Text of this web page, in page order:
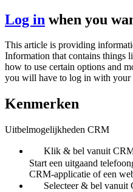
Log in when you
This article is providing
Information that contains things
how to use certain options and
you will have to log in with your
Kenmerken
Uitbelmogelijkheden CRM
Klik & bel vanuit
Start een uitgaand
CRM-applicatie of een
Selecteer & bel vanuit